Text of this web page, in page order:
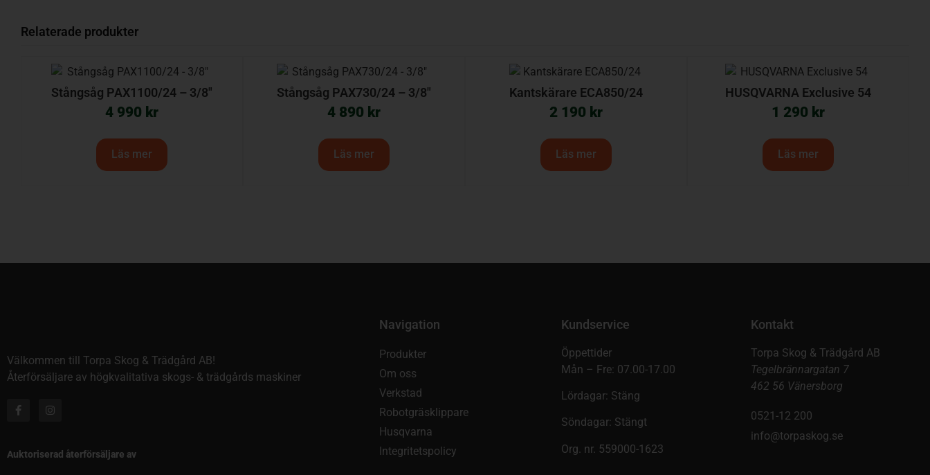
Relaterade produkter
Stångsåg PAX1100/24 – 3/8″
4 990 kr
Läs mer
Stångsåg PAX730/24 – 3/8″
4 890 kr
Läs mer
Kantskärare ECA850/24
2 190 kr
Läs mer
HUSQVARNA Exclusive 54
1 290 kr
Läs mer
Välkommen till Torpa Skog & Trädgård AB!
Återförsäljare av högkvalitativa skogs- & trädgårds maskiner
Auktoriserad återförsäljare av
Navigation
Produkter
Om oss
Verkstad
Robotgräsklippare
Husqvarna
Integritetspolicy
Kundservice
Öppettider
Mån – Fre: 07.00-17.00
Lördagar: Stäng
Söndagar: Stängt
Org. nr. 559000-1623
Kontakt
Torpa Skog & Trädgård AB
Tegelbrännargatan 7
462 56 Vänersborg
0521-12 200
info@torpaskog.se